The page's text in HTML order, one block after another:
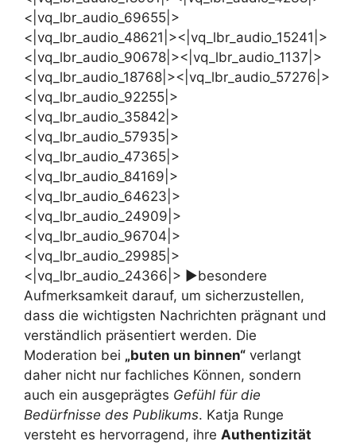
<|vq_lbr_audio_69655|>
<|vq_lbr_audio_48621|><|vq_lbr_audio_15241|>
<|vq_lbr_audio_90678|><|vq_lbr_audio_1137|>
<|vq_lbr_audio_18768|><|vq_lbr_audio_57276|>
<|vq_lbr_audio_92255|>
<|vq_lbr_audio_35842|>
<|vq_lbr_audio_57935|>
<|vq_lbr_audio_47365|>
<|vq_lbr_audio_84169|>
<|vq_lbr_audio_64623|>
<|vq_lbr_audio_24909|>
<|vq_lbr_audio_96704|>
<|vq_lbr_audio_29985|>
<|vq_lbr_audio_24366|> ►besondere
Aufmerksamkeit darauf, um sicherzustellen,
dass die wichtigsten Nachrichten prägnant und
verständlich präsentiert werden. Die
Moderation bei „buten un binnen“ verlangt
daher nicht nur fachliches Können, sondern
auch ein ausgeprägtes Gefühl für die
Bedürfnisse des Publikums. Katja Runge
versteht es hervorragend, ihre Authentizität